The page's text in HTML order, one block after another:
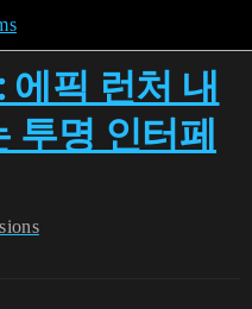
에픽 런처 내
투명 인터페